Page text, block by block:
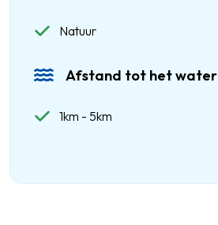
Natuur
Afstand tot het water
1km - 5km